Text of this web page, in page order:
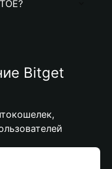
Bitget